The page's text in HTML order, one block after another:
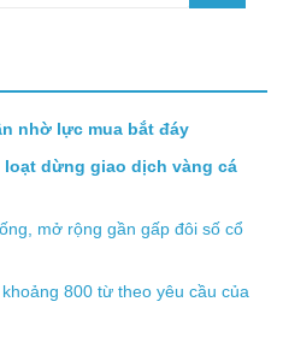
nhờ lực mua bắt đáy
loạt dừng giao dịch vàng cá
mở rộng gần gấp đôi số cổ
800 từ theo yêu cầu của